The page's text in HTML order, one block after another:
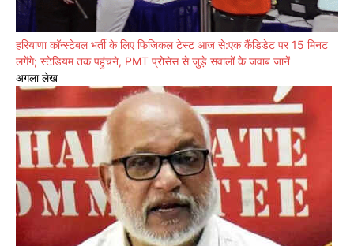
हरियाणा कॉन्स्टेबल भर्ती के लिए फिजिकल टेस्ट आज से:एक कैंडिडेट पर 15 मिनट
लगेंगे; स्टेडियम तक पहुंचने, PMT प्रोसेस से जुड़े सवालों के जवाब जानें
अगला लेख